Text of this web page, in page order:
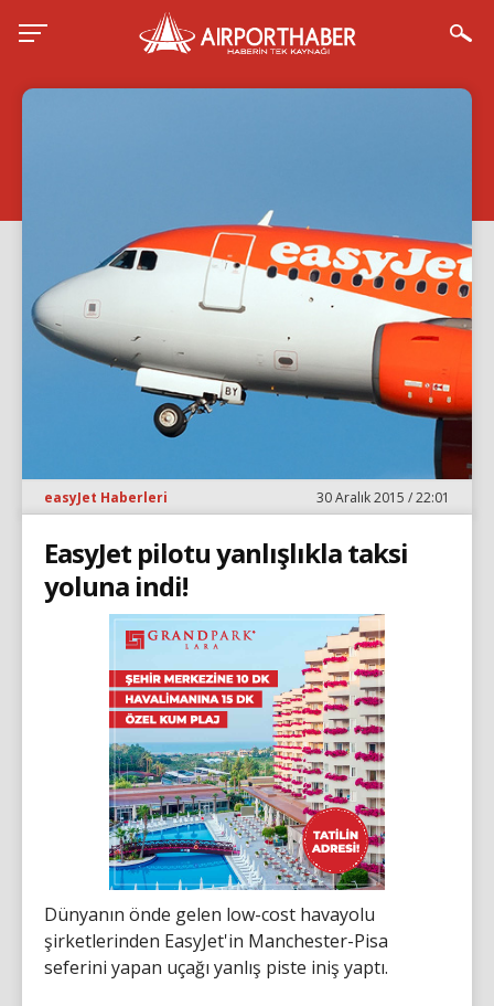
easyJet Haberleri 30 Aralık 2015 / 22:01
EasyJet pilotu yanlışlıkla taksi
yoluna indi!
Dünyanın önde gelen low-cost havayolu
şirketlerinden EasyJet'in Manchester-Pisa
seferini yapan uçağı yanlış piste iniş yaptı.